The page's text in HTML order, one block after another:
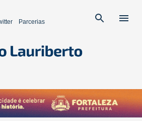
Parcerias